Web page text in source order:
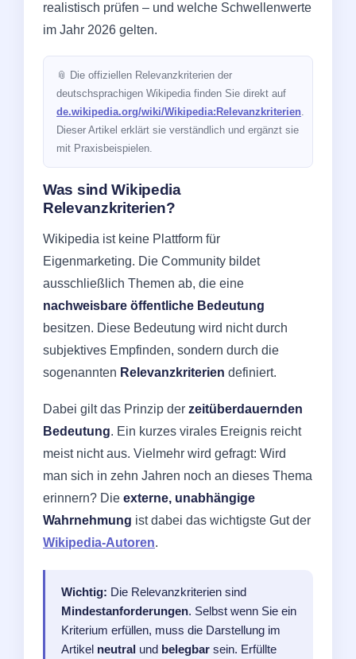
realistisch prüfen – und welche Schwellenwerte
im Jahr 2026 gelten.
📎 Die offiziellen Relevanzkriterien der
deutschsprachigen Wikipedia finden Sie direkt auf
de.wikipedia.org/wiki/Wikipedia:Relevanzkriterien.
Dieser Artikel erklärt sie verständlich und ergänzt sie
mit Praxisbeispielen.
Was sind Wikipedia
Relevanzkriterien?
Wikipedia ist keine Plattform für
Eigenmarketing. Die Community bildet
ausschließlich Themen ab, die eine
nachweisbare öffentliche Bedeutung
besitzen. Diese Bedeutung wird nicht durch
subjektives Empfinden, sondern durch die
sogenannten Relevanzkriterien definiert.
Dabei gilt das Prinzip der zeitüberdauernden
Bedeutung. Ein kurzes virales Ereignis reicht
meist nicht aus. Vielmehr wird gefragt: Wird
man sich in zehn Jahren noch an dieses Thema
erinnern? Die externe, unabhängige
Wahrnehmung ist dabei das wichtigste Gut der
Wikipedia-Autoren.
Wichtig: Die Relevanzkriterien sind
Mindestanforderungen. Selbst wenn Sie ein
Kriterium erfüllen, muss die Darstellung im
Artikel neutral und belegbar sein. Erfüllte